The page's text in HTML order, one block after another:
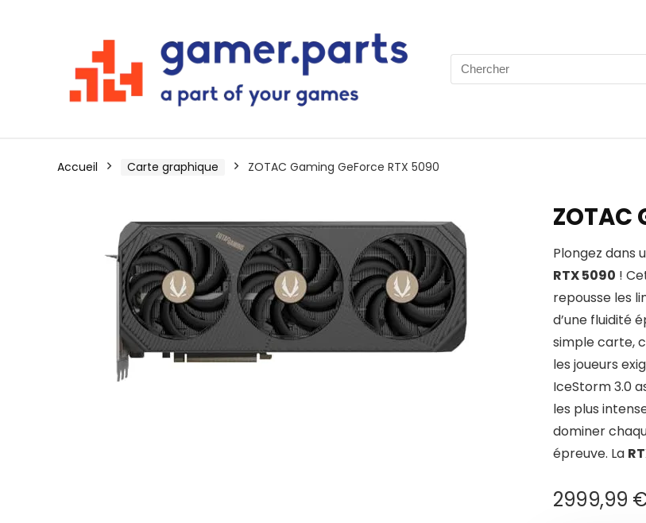
Search
for:
Accueil Carte graphique ZOTAC Gaming GeForce RTX 5090
ZOTAC
Plongez dans
RTX 5090 !
repousse les
d’une fluidité
simple carte,
les joueurs
IceStorm 3.0
les plus
dominer
épreuve. La
2999,99